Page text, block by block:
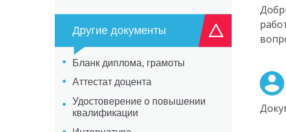
Другие документы
Бланк диплома, грамоты
Аттестат доцента
Удостоверение о повышении
квалификации